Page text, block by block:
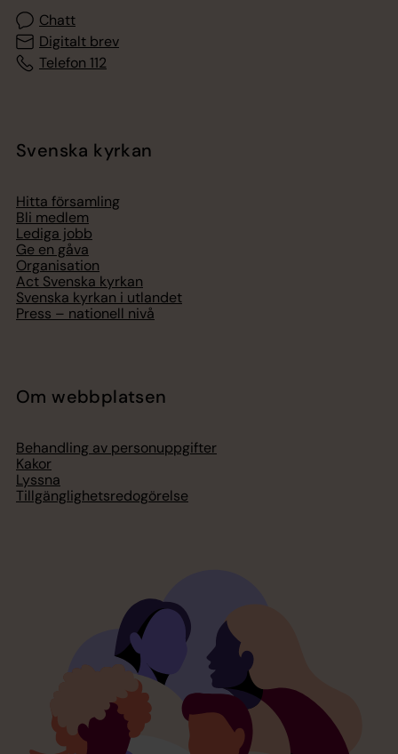
Chatt
Digitalt brev
Telefon 112
Svenska kyrkan
Hitta församling
Bli medlem
Lediga jobb
Ge en gåva
Organisation
Act Svenska kyrkan
Svenska kyrkan i utlandet
Press – nationell nivå
Om webbplatsen
Behandling av personuppgifter
Kakor
Lyssna
Tillgänglighetsredogörelse